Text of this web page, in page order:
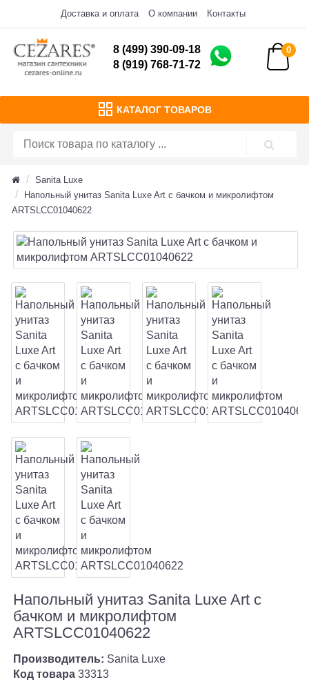
Доставка и оплата О компании Контакты
8 (499) 390-09-18
8 (919) 768-71-72
0
КАТАЛОГ ТОВАРОВ
Sanita Luxe
Напольный унитаз Sanita Luxe Art с бачком и микролифтом
ARTSLCC01040622
Напольный унитаз Sanita Luxe Art с
бачком и микролифтом
ARTSLCC01040622
Производитель: Sanita Luxe
Код товара 33313